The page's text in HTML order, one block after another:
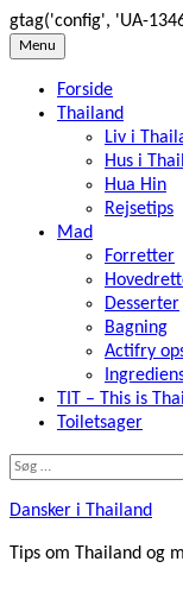
gtag('config', 'UA-
Skip
content
Menu
Forside
Thailand
Liv i
Hus i
Hua Hin
Rejsetips
Mad
Forretter
Desserter
Bagning
Actifry
TIT – This is
Toiletsager
Søg
Dansker i Thailand
Tips om Thailand og